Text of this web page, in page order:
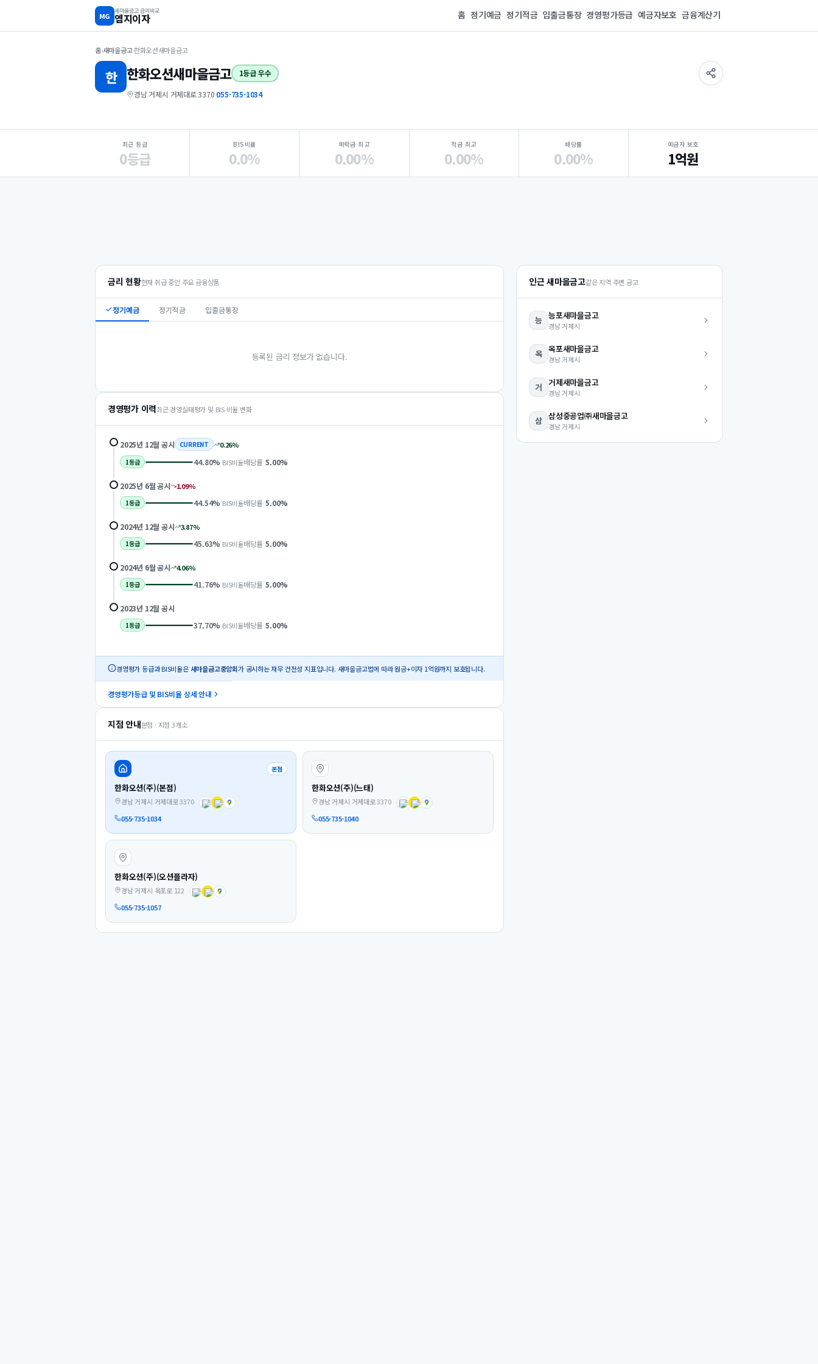
MG
새마을금고 금리비교
엠지이자 홈 정기예금 정기적금 입출금통장 경영평가등급 예금자보호 금융계산기
홈›새마을금고›한화오션새마을금고
한 한화오션새마을금고 1등급 우수
경남 거제시 거제대로 3370·055-735-1034
최근 등급
0등급
BIS비율
0.0%
예탁금 최고
0.00%
적금 최고
0.00%
배당률
0.00%
예금자 보호
1억원
금리 현황현재 취급 중인 주요 금융상품
정기예금 정기적금 입출금통장
등록된 금리 정보가 없습니다.
경영평가 이력최근 경영실태평가 및 BIS 비율 변화
2025년 12월 공시 CURRENT 0.26%
1등급 44.80% BIS비율배당률 5.00%
2025년 6월공시 1.09%
1등급 44.54% BIS비율배당률 5.00%
2024년 12월 공시 3.87%
1등급 45.63% BIS비율배당률 5.00%
2024년 6월공시 4.06%
1등급 41.76% BIS비율배당률 5.00%
2023년 12월 공시
1등급 37.70% BIS비율배당률 5.00%
경영평가 등급과 BIS비율은 새마을금고중앙회가 공시하는 재무 건전성 지표입니다. 새마을금고법에 따라 원금+이자 1억원까지 보호됩니다.
경영평가등급 및 BIS비율 상세 안내
지점 안내본점 · 지점 3개소
본점
한화오션(주)(본점)
경남 거제시 거제대로 3370
055-735-1034
한화오션(주)(느태)
경남 거제시 거제대로 3370
055-735-1040
한화오션(주)(오션플라자)
경남 거제시 옥포로 122
055-735-1057
인근 새마을금고같은 지역 주변 금고
능 능포새마을금고
경남거제시
옥 옥포새마을금고
경남거제시
거 거제새마을금고
경남거제시
삼 삼성중공업㈜새마을금고
경남거제시